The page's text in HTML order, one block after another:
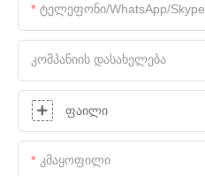
Ტელეფონი/WhatsApp/Skype
Კომპანიის Დასახელება
Ფაილი
Კმაყოფილი